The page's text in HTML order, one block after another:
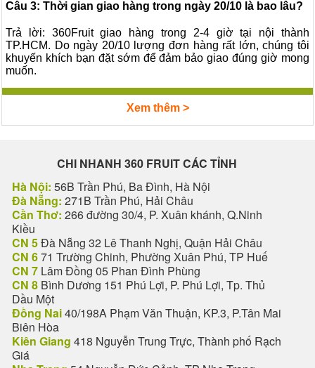
Câu 3: Thời gian giao hàng trong ngày 20/10 là bao lâu?
Trả lời: 360Fruit giao hàng trong 2-4 giờ tại nội thành
TP.HCM. Do ngày 20/10 lượng đơn hàng rất lớn, chúng tôi
khuyến khích bạn đặt sớm để đảm bảo giao đúng giờ mong
muốn.
Xem thêm >
CHI NHANH 360 FRUIT CÁC TỈNH
Hà Nội: 56B Trần Phú, Ba Đình, Hà Nội
Đà Nẵng: 271B Trần Phú, Hải Châu
Cần Thơ: 266 đường 30/4, P. Xuân khánh, Q.Ninh
Kiều
CN 5Đà Nẵng 32 Lê Thanh Nghị, Quận Hải Châu
CN 671 Trường Chinh, Phường Xuân Phú, TP Huế
CN 7 Lâm Đồng 05 Phan Đình Phùng
CN 8 Bình Dương 151 Phú Lợi, P. Phú Lợi, Tp. Thủ
Dầu Một
Đồng Nai40/198A Phạm Văn Thuận, KP.3, P.Tân Mai
Biên Hòa
Kiên Giang 418 Nguyễn Trung Trực, Thành phố Rạch
Giá